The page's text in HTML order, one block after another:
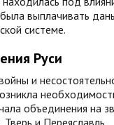
выплачивать
системе.
Руси
и
объединения на
и Переяславль.